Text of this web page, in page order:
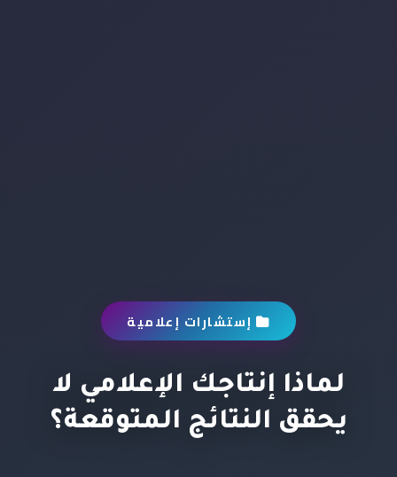
إستشارات إعلامية
لماذا إنتاجك الإعلامي لا
يحقق النتائج المتوقعة؟